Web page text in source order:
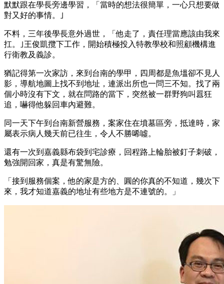
默默跟在學長旁邊學習，「當時的想法很簡單，一心只想要做
對又好的事情。｣
不料，三年後學長意外過世，「他走了，責任理當應該由我來
扛。｣王俊凱攬下工作，開始積極投入特教學校和照顧機構進
行衛教及義診。
猶記得第一次家訪，來到台南的學甲，四周都是魚塭卻不見人
影，導航地圖上找不到地址，連派出所也一問三不知。找了兩
個小時沒有下文，就在問路的當下，突然被一群野狗叫囂狂
追，嚇得他躲回車內避難。
同一天下午到台南新營服務，案家住在墳墓區旁，抵達時，家
屬表示病人幾天前已往生，令人不勝唏噓。
還有一次到嘉義縣布袋到宅診療，回程路上輪胎被釘子刺破，
勉強開回家，真是有驚無險。
「接到服務個案，他的家是方的、圓的你真的不知道，幾次下
來，我才知道嘉義的地址有些地方是不連號的。」